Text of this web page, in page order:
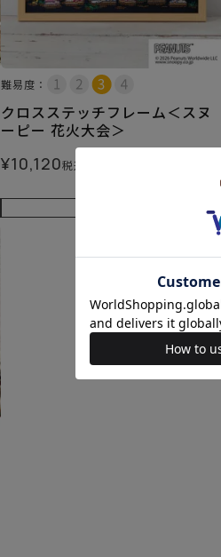
難易度：
クロスステッチフレーム＜スヌ
ーピー 花火大会＞
¥10,120税込